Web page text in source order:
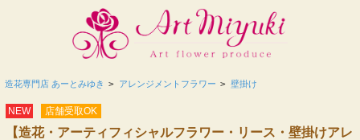
造花専門店 あーとみゆき > アレンジメントフラワー > 壁掛け
NEW 店舗受取OK
【造花・アーティフィシャルフラワー・リース・壁掛けアレ